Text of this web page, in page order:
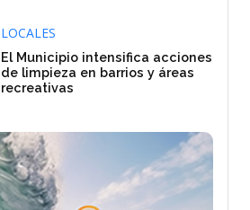
LOCALES
El Municipio intensifica acciones
de limpieza en barrios y áreas
recreativas